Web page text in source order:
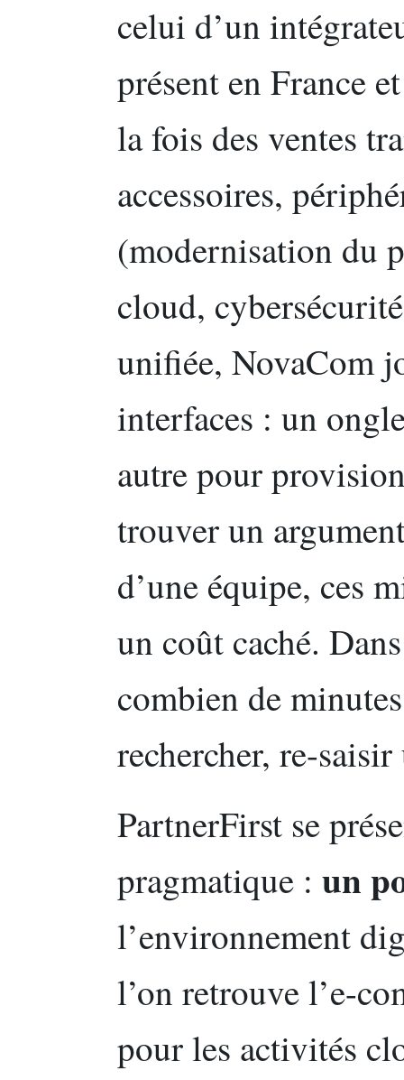
celui d’un
présent en France
la fois des ventes
accessoires,
(modernisation du
cloud,
unifiée, NovaCom
interfaces : un
autre pour
trouver un
d’une équipe, ces
un coût caché.
combien de
rechercher, re-
PartnerFirst se
pragmatique : un
l’environnement
l’on retrouve l’e-
pour les activités